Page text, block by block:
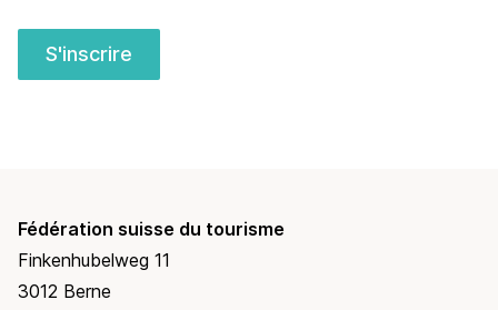
S'inscrire
Fédération suisse du tourisme
Finkenhubelweg 11
3012 Berne